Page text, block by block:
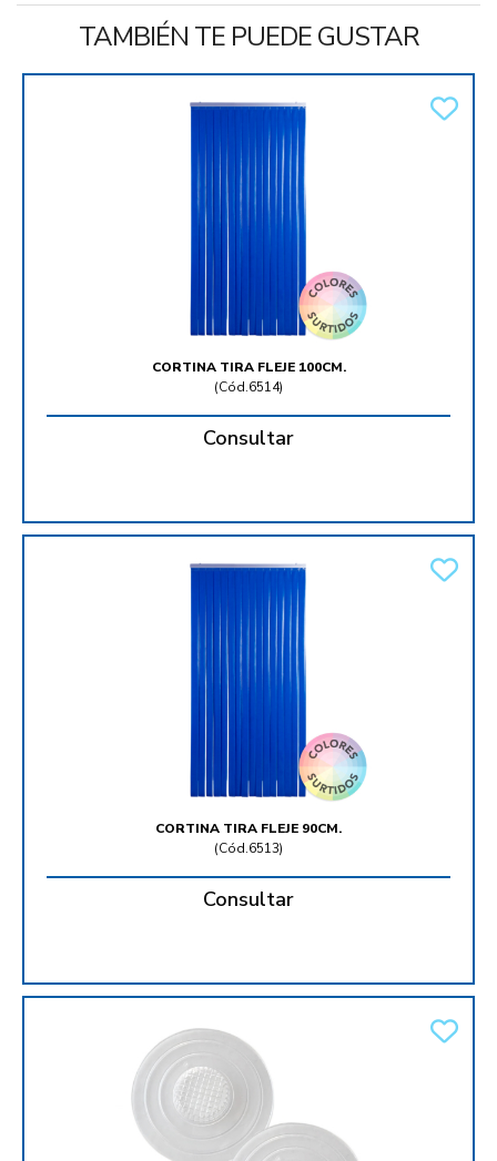
TAMBIÉN TE PUEDE GUSTAR
CORTINA TIRA FLEJE 100CM.
(Cód.6514)
Consultar
CORTINA TIRA FLEJE 90CM.
(Cód.6513)
Consultar